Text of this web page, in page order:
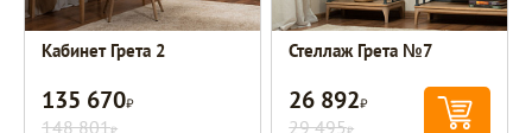
Кабинет Грета 2
135 670Р
148 801Р
Стеллаж Грета №7
26 892Р
29 495Р